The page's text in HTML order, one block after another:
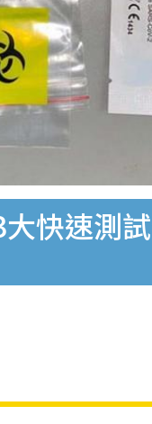
大快速